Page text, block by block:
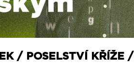
/ POSELSTVÍ KŘÍŽE /